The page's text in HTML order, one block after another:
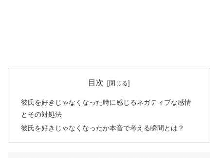
目次
彼氏を好きじゃなくなった時に感じるネガティブな感情
とその対処法
彼氏を好きじゃなくなったか本音で考える瞬間とは？